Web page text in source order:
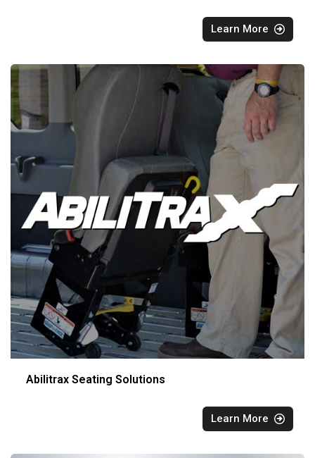
Learn More
Abilitrax Seating Solutions
Learn More